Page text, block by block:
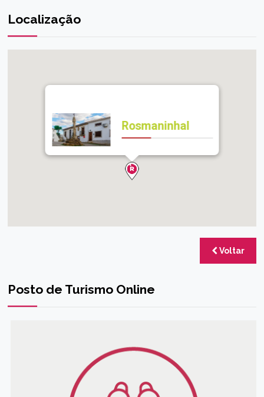
Localização
Rosmaninhal
Voltar
Posto de Turismo Online